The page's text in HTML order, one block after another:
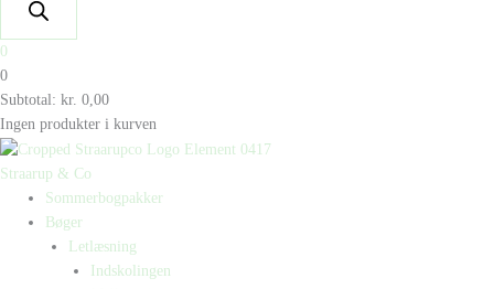
0
0
Subtotal: kr. 0,00
Ingen produkter i kurven
Straarup & Co
Sommerbogpakker
Bøger
Letlæsning
Indskolingen